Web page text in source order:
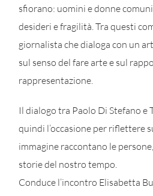
sfiorano: uomini e donne
desideri e fragilità. Tra questi
giornalista che dialoga con un
sul senso del fare arte e sul
rappresentazione.
Il dialogo tra Paolo Di Stefano e
quindi l’occasione per riflettere
immagine raccontano le
storie del nostro tempo.
Conduce l’incontro Elisabetta